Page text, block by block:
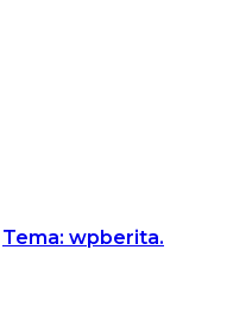
Tema: wpberita.